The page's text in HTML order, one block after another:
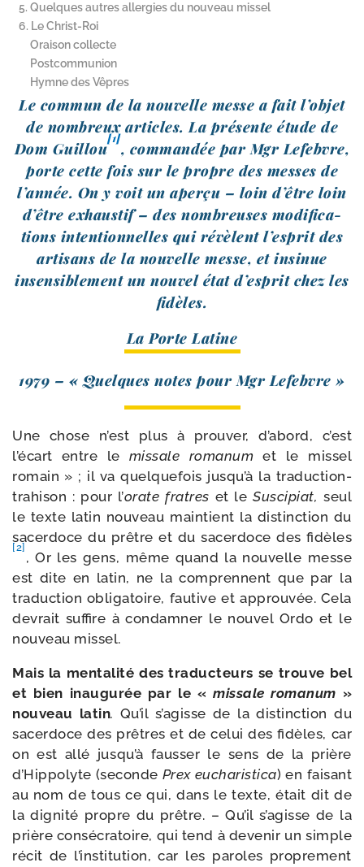
5. Quelques autres allergies du nouveau missel
6. Le Christ-Roi
Oraison collecte
Postcommunion
Hymne des Vêpres
Le com­mun de la nou­velle messe a fait l’ob­jet
de nom­breux articles. La pré­sente étude de
Dom Guillou
[1]
, com­man­dée par Mgr Lefebvre,
porte cette fois sur le propre des messes de
l’an­née. On y voit un aper­çu – loin d’être loin
d’être exhaus­tif – des nom­breuses modi­fi­ca­
tions inten­tion­nelles qui révèlent l’es­prit des
arti­sans de la nou­velle messe, et insi­nue
insen­si­ble­ment un nou­vel état d’es­prit chez les
fidèles.
La Porte Latine
1979 – «Quelques notes pour Mgr Lefebvre »
Une chose n’est plus à prou­ver, d’abord, c’est
l’écart entre le mis­sale roma­num et le mis­sel
romain » ; il va quel­que­fois jusqu’à la traduction-​
trahison : pour l’orate fratres et leSuscipiat, seul
le texte latin nou­veau main­tient la dis­tinc­tion du
sacer­doce du prêtre et du sacer­doce des fidèles
[2]
, Or les gens, même quand la nou­velle messe
est dite en latin, ne la com­prennent que par la
tra­duc­tion obli­ga­toire, fau­tive et approu­vée. Cela
devrait suf­fire à condam­ner le nou­vel Ordo et le
nou­veau missel.
Mais la men­ta­li­té des tra­duc­teurs se trouve bel
et bien inau­gu­rée par le « mis­sale roma­num »
nou­veau latin. Qu’il s’agisse de la dis­tinc­tion du
sacer­doce des prêtres et de celui des fidèles, car
on est allé jusqu’à faus­ser le sens de la prière
d’Hippolyte (seconde Prex eucha­ris­ti­ca) en fai­sant
au nom de tous ce qui, dans le texte, était dit de
la digni­té propre du prêtre. – Qu’il s’agisse de la
prière consé­cra­toire, qui tend à deve­nir un simple
récit de l’institution, car les paroles pro­pre­ment